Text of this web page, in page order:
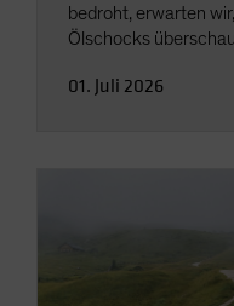
bedroht, erwarten
Ölschocks
01. Juli 2026